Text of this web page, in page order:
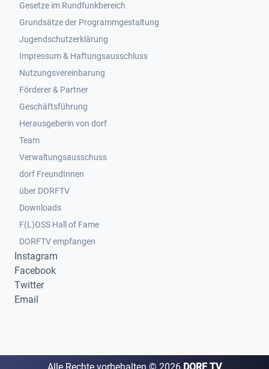
Gesetze im Rundfunkbereich
Grundsätze der Programmgestaltung
Jugendschutzerklärung
Impressum & Haftungsausschluss
Nutzungsvereinbarung
Footer 2
Förderer & Partner
Geschäftsführung
Herausgeberin von dorf
Team
Verwaltungsausschuss
dorf FreundInnen
Footer 3
über DORFTV
Downloads
F(L)OSS Hall of Fame
Footer 4
DORFTV empfangen
Instagram
Facebook
Twitter
Email